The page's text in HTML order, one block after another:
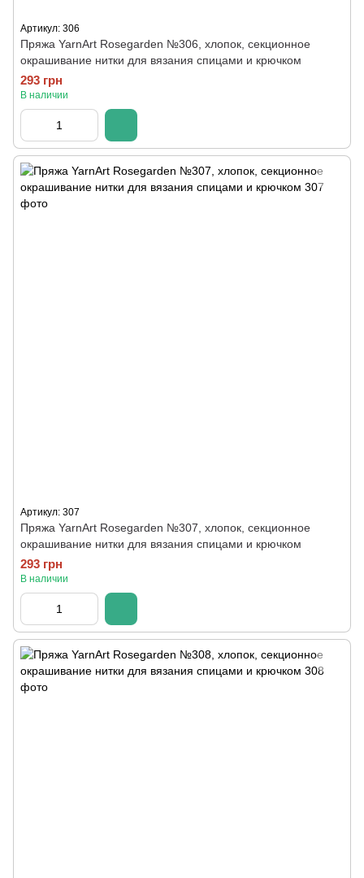
Артикул: 306
Пряжа YarnArt Rosegarden №306, хлопок, секционное
окрашивание нитки для вязания спицами и крючком
293 грн
В наличии
Артикул: 307
Пряжа YarnArt Rosegarden №307, хлопок, секционное
окрашивание нитки для вязания спицами и крючком
293 грн
В наличии